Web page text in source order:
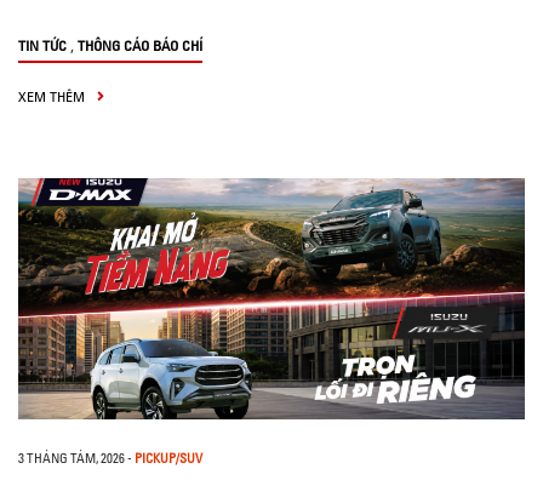
TIN TỨC , THÔNG CÁO BÁO CHÍ
XEM THÊM
3 THÁNG TÁM, 2026- PICKUP/SUV